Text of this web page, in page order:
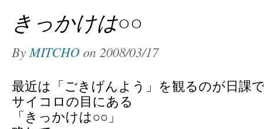
きっかけは○○
ByMITCHO on 2008/03/17
最近は「ごきげんよう」を観るのが日課
サイコロの目にある
「きっかけは○○」